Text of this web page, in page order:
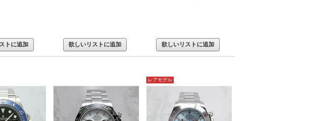
トに追加 欲しいリストに追加 欲しいリストに追加
レアモデル